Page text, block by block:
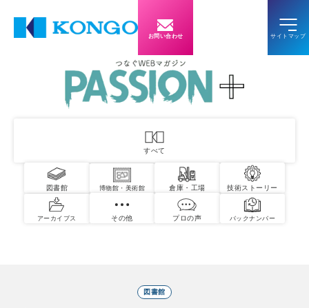
お問い合わせ
すべて
図書館 博物館・美術館 倉庫・工場 技術ストーリー
アーカイブス その他 プロの声 バックナンバー
図書館